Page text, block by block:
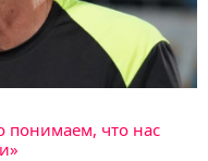
что нас